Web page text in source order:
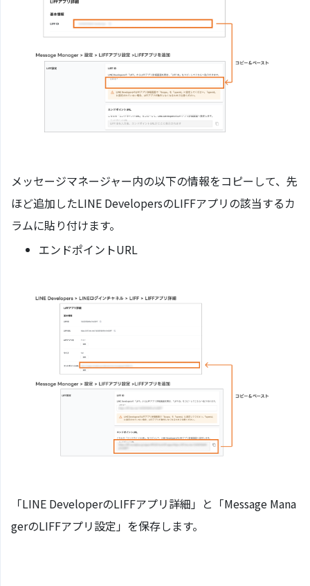
メッセージマネージャー内の以下の情報をコピーして、先
ほど追加したLINE DevelopersのLIFFアプリの該当するカ
ラムに貼り付けます。
エンドポイントURL
「LINE DeveloperのLIFFアプリ詳細」と「Message Mana
gerのLIFFアプリ設定」を保存します。